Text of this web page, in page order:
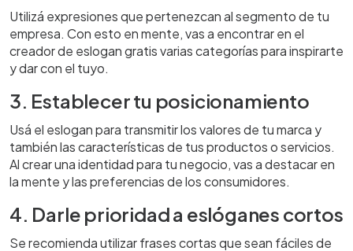
Utilizá expresiones que pertenezcan al segmento de tu
empresa. Con esto en mente, vas a encontrar en el
creador de eslogan gratis varias categorías para inspirarte
y dar con el tuyo.
3. Establecer tu posicionamiento
Usá el eslogan para transmitir los valores de tu marca y
también las características de tus productos o servicios.
Al crear una identidad para tu negocio, vas a destacar en
la mente y las preferencias de los consumidores.
4. Darle prioridad a eslóganes cortos
Se recomienda utilizar frases cortas que sean fáciles de